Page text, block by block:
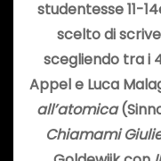
studentesse 11-
scelto di
scegliendo tra i
Appel e Luca
all’atomica
Chiamami